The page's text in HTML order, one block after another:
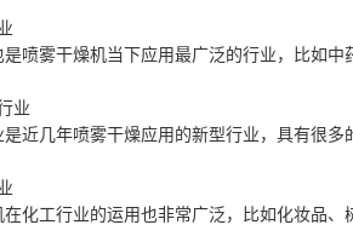
喷雾干燥机当下应用最广泛的行业，比如中
业
近几年喷雾干燥应用的新型行业，具有很
在化工行业的运用也非常广泛，比如化妆品、